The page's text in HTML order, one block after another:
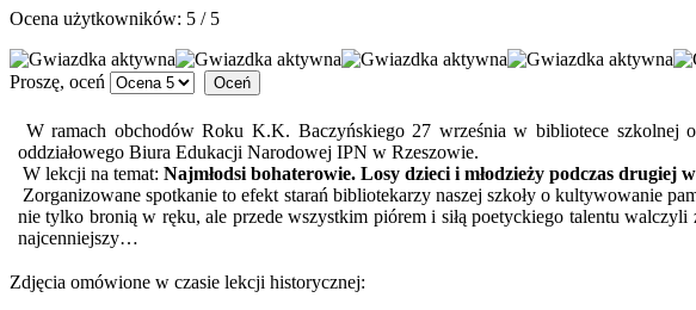
Ocena użytkowników: 5 / 5
Proszę, oceń
W ramach obchodów Roku K.K. Baczyńskiego 27 września w bibliotece szkolnej
oddziałowego Biura Edukacji Narodowej IPN w Rzeszowie.
W lekcji na temat: Najmłodsi bohaterowie. Losy dzieci i młodzieży podczas drugiej
Zorganizowane spotkanie to efekt starań bibliotekarzy naszej szkoły o kultywowanie
nie tylko bronią w ręku, ale przede wszystkim piórem i siłą poetyckiego talentu
najcenniejszy…
Zdjęcia omówione w czasie lekcji historycznej: